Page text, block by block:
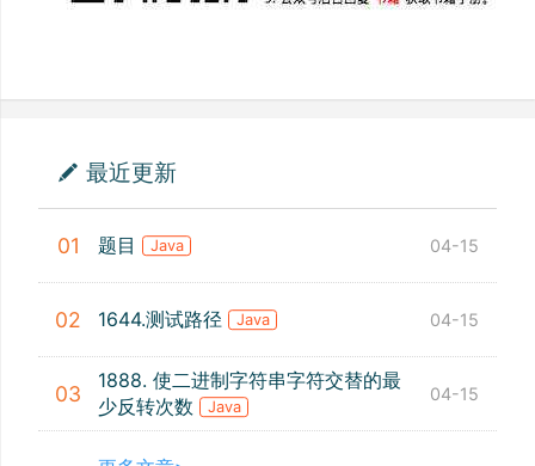
最近更新
01 题目 Java 04-15
02 1644.测试路径 Java 04-15
03
1888. 使二进制字符串字符交替的最
少反转次数
Java
04-15